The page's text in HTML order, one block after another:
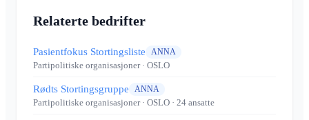
Relaterte bedrifter
Pasientfokus Stortingsliste ANNA
Partipolitiske organisasjoner· OSLO
Rødts Stortingsgruppe ANNA
Partipolitiske organisasjoner· OSLO · 24 ansatte